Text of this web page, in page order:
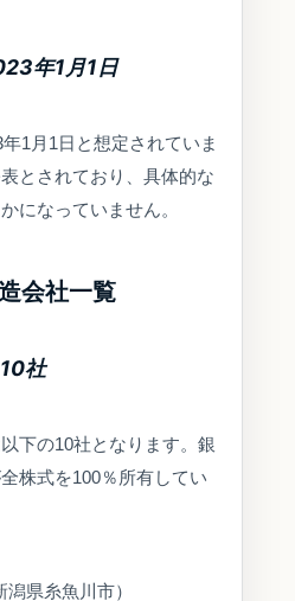
年1月1日
1月1日と想定されていま
とされており、具体的な
になっていません。
会社一覧
社
下の10社となります。銀
株式を100％所有してい
県糸魚川市）